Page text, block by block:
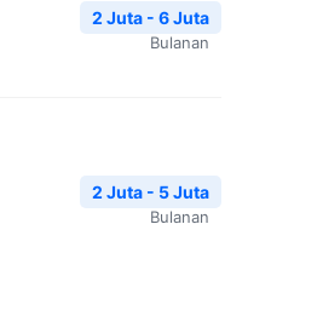
2 Juta - 6 Juta
Bulanan
2 Juta - 5 Juta
Bulanan